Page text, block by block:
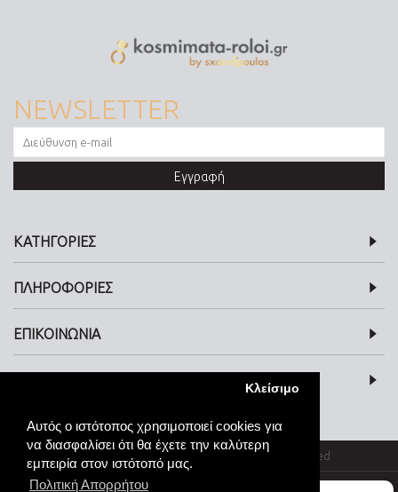
Αυτός ο ιστότοπος χρησιμοποιεί cookies για
να διασφαλίσει ότι θα έχετε την καλύτερη
εμπειρία στον ιστότοπό μας.
Πολιτική Απορρήτου
Κλείσιμο
NEWSLETTER
Εγγραφή
ΚΑΤΗΓΟΡΙΕΣ
ΠΛΗΡΟΦΟΡΙΕΣ
ΕΠΙΚΟΙΝΩΝΙΑ
© kosmimata-roloi.gr Jewellery. All rights reserved